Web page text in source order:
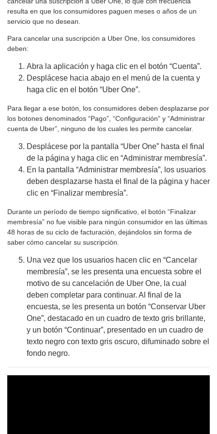
resulta en que los consumidores paguen meses o años de un
servicio que no desean.
Para cancelar una suscripción a Uber One, los consumidores
deben:
Abra la aplicación y haga clic en el botón “Cuenta”.
Desplácese hacia abajo en el menú de la cuenta y
haga clic en el botón “Uber One”.
Para llegar a ese botón, los consumidores deben desplazarse por
los botones denominados “Pago”, “Configuración” y “Administrar
cuenta de Uber”, ninguno de los cuales les permite cancelar.
Desplácese por la pantalla “Uber One” hasta el final
de la página y haga clic en “Administrar membresía”.
En la pantalla “Administrar membresía”, los usuarios
deben desplazarse hasta el final de la página y hacer
clic en “Finalizar membresía”.
Durante un período de tiempo significativo, el botón “Finalizar
membresía” no fue visible para ningún consumidor en las últimas
48 horas de su ciclo de facturación, dejándolos sin forma de
saber cómo cancelar su suscripción.
Una vez que los usuarios hacen clic en “Cancelar
membresía”, se les presenta una encuesta sobre el
motivo de su cancelación de Uber One, la cual
deben completar para continuar. Al final de la
encuesta, se les presenta un botón “Conservar Uber
One”, destacado en un cuadro de texto gris brillante,
y un botón “Continuar”, presentado en un cuadro de
texto negro con texto gris oscuro, difuminado sobre el
fondo negro.